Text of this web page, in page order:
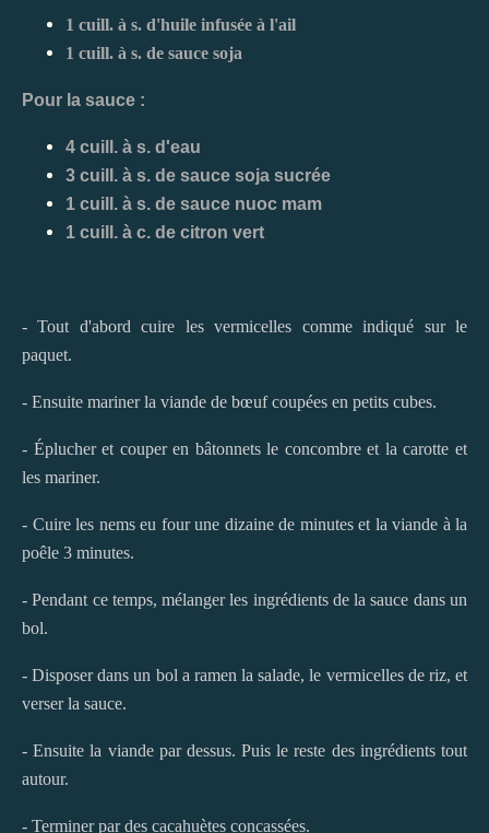
1 cuill. à s. d'huile infusée à l'ail
1 cuill. à s. de sauce soja
Pour la sauce :
4 cuill. à s. d'eau
3 cuill. à s. de sauce soja sucrée
1 cuill. à s. de sauce nuoc mam
1 cuill. à c. de citron vert
- Tout d'abord cuire les vermicelles comme indiqué sur le
paquet.
- Ensuite mariner la viande de bœuf coupées en petits cubes.
- Éplucher et couper en bâtonnets le concombre et la carotte et
les mariner.
- Cuire les nems eu four une dizaine de minutes et la viande à la
poêle 3 minutes.
- Pendant ce temps, mélanger les ingrédients de la sauce dans un
bol.
- Disposer dans un bol a ramen la salade, le vermicelles de riz, et
verser la sauce.
- Ensuite la viande par dessus. Puis le reste des ingrédients tout
autour.
- Terminer par des cacahuètes concassées.